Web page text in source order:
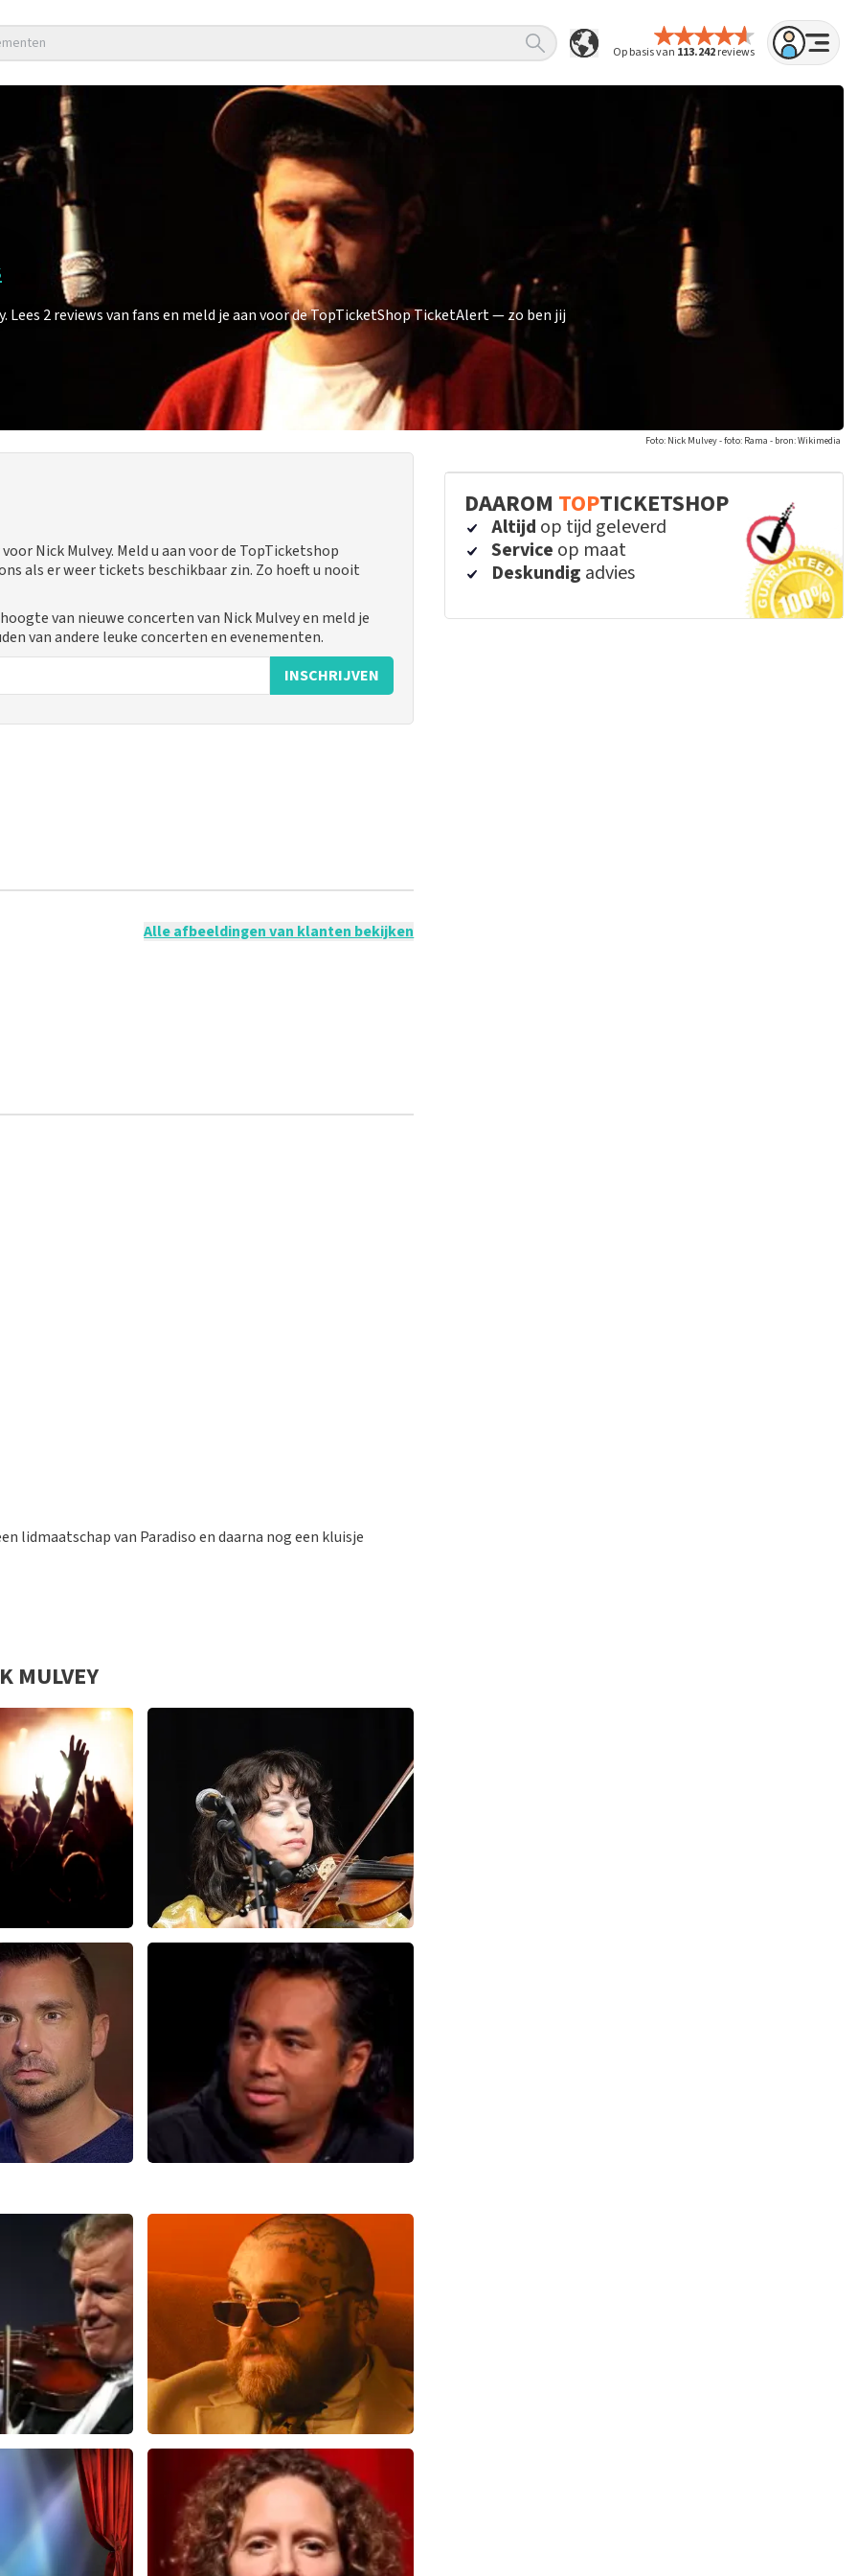
Op basis van 113.242reviews
2 reviews van fans en meld je aan voor de TopTicketShop TicketAlert — zo ben jij
Foto: Nick Mulvey - foto: Rama - bron: Wikimedia
Nick Mulvey. Meld u aan voor de TopTicketshop
als er weer tickets beschikbaar zin. Zo hoeft u nooit
van nieuwe concerten van Nick Mulvey en meld je
van andere leuke concerten en evenementen.
INSCHRIJVEN
om een review achter te laten als je geen tickets
Alle afbeeldingen van klanten bekijken
wijzes van kaarten kooen
afgesloten moet worden.
lidmaatschap van Paradiso en daarna nog een kluisje
MULVEY
and The
reviews
Ellen Ten Damme
157+reviews
BEKIJKEN
reviews 878+reviews
BEKIJKEN
Teddy Swims
633laatste 30 minuten
BESTEL NU
DAAROM TOPTICKETSHOP
Altijd op tijd geleverd
Service op maat
Deskundig advies